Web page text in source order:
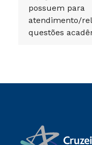
possuem para
atendimento/
questões